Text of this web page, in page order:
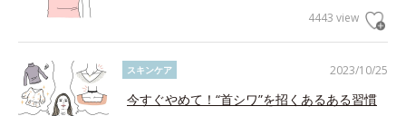
4443 view
2023/10/25
スキンケア
今すぐやめて！“首シワ”を招くあるある習慣